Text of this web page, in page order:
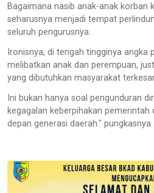
Bagaimana nasib anak-anak korban
seharusnya menjadi tempat
seluruh pengurusnya.
Ironisnya, di tengah tingginya angka
melibatkan anak dan perempuan,
yang dibutuhkan masyarakat
Ini bukan hanya soal pengunduran
kegagalan keberpihakan
depan generasi daerah." pungkasnya.